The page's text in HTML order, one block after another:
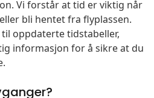
Vi forstår at tid er viktig når
bli hentet fra flyplassen.
oppdaterte tidstabeller,
informasjon for å sikre at du